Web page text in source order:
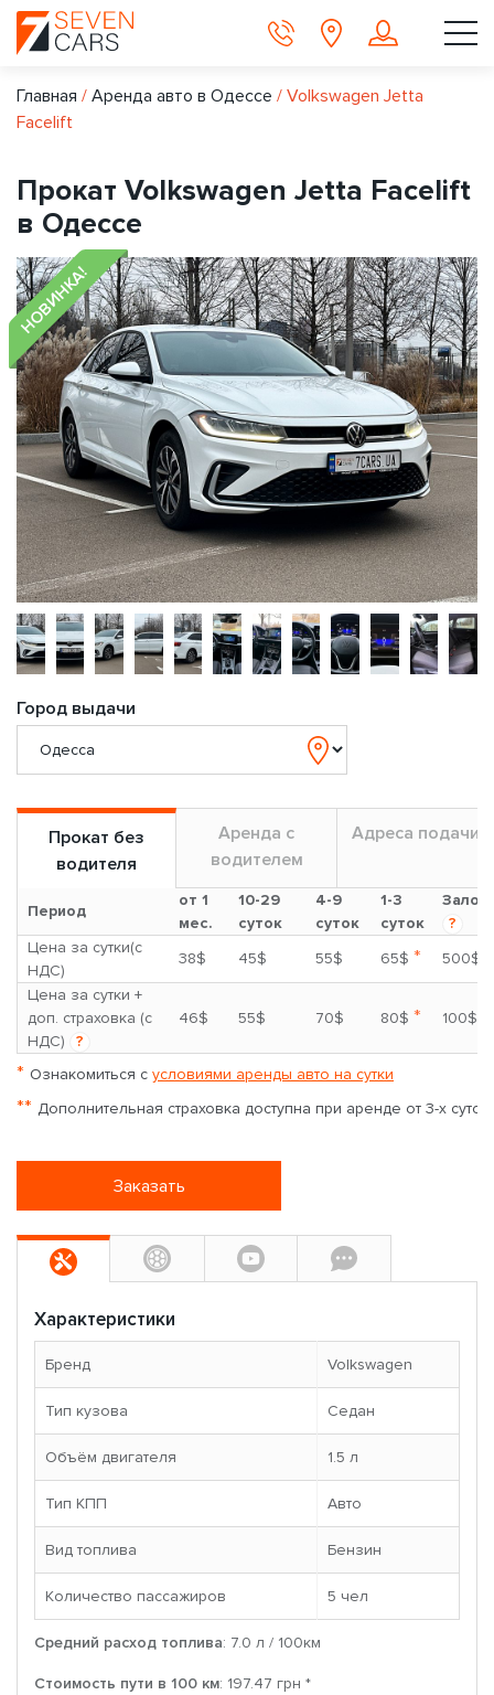
Главная / Аренда авто в Одессе / Volkswagen Jetta
Facelift
Прокат Volkswagen Jetta Facelift
в Одессе
НОВИНКА!
Город выдачи
Прокат без
водителя
Аренда с
водителем
Адреса подачи
Период
от 1
мес.
10-29
суток
4-9
суток
1-3
суток
Залог
?
Цена за сутки(с
НДС)
38$ 45$ 55$ 65$ *
500$
Цена за сутки +
доп. страховка (с
НДС)
?
46$ 55$ 70$ 80$ * 100$
* Ознакомиться с условиями аренды авто на сутки
** Дополнительная страховка доступна при аренде от 3-х суток
Заказать
Характеристики
Бренд Volkswagen
Тип кузова Седан
Объём двигателя 1.5 л
Тип КПП Авто
Вид топлива Бензин
Количество пассажиров 5 чел
Средний расход топлива: 7.0 л / 100км
Стоимость пути в 100 км: 197.47 грн *